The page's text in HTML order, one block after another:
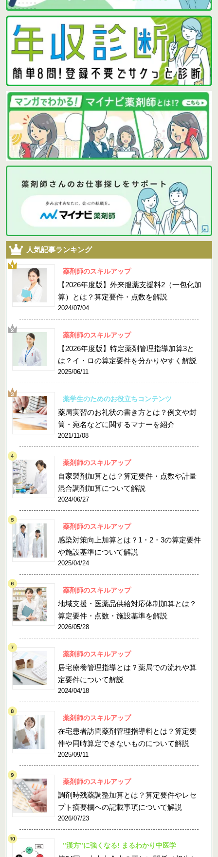
人気記事ランキング
薬剤師のスキルアップ
【2026年度版】外来服薬支援料2（一包化加
算）とは？算定要件・点数を解説
2024/07/04
薬剤師のスキルアップ
【2026年度版】特定薬剤管理指導加算3と
は？イ・ロの算定要件を分かりやすく解説
2025/06/11
薬学生のためのお役立ちコンテンツ
薬局実習のお礼状の書き方とは？例文や封
筒・宛名などに関するマナーを紹介
2021/11/08
薬剤師のスキルアップ
自家製剤加算とは？算定要件・点数や計量
混合調剤加算について解説
2024/06/27
薬剤師のスキルアップ
感染対策向上加算とは？1・2・3の算定要件
や施設基準について解説
2025/04/24
薬剤師のスキルアップ
地域支援・医薬品供給対応体制加算とは？
算定要件・点数・施設基準を解説
2026/05/28
薬剤師のスキルアップ
居宅療養管理指導とは？薬局での流れや算
定要件について解説
2024/04/18
薬剤師のスキルアップ
在宅患者訪問薬剤管理指導料とは？算定要
件や同時算定できないものについて解説
2025/09/11
薬剤師のスキルアップ
調剤時残薬調整加算とは？算定要件やレセ
プト摘要欄への記載事項について解説
2026/07/23
”漢方”に強くなる! まるわかり中医学